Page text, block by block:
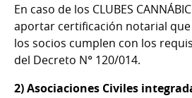
En caso de los CLUBES
aportar certificación notarial
los socios cumplen con los
del Decreto N° 120/014.
2) Asociaciones Civiles